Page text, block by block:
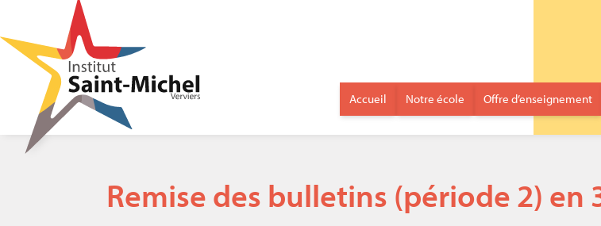
Accueil Notre école Offre d’enseignement
Remise des bulletins (période 2) en